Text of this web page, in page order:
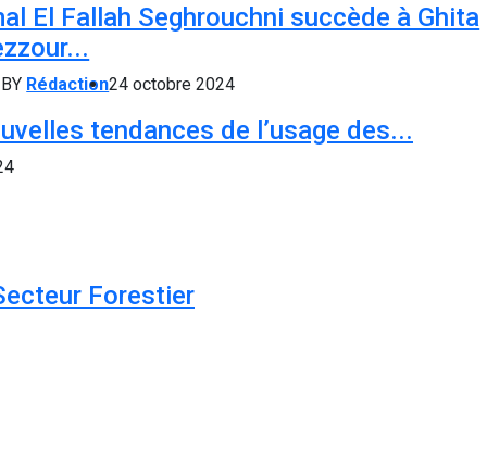
El Fallah Seghrouchni succède à Ghita
BY Rédaction24 octobre 2024
tendances de l’usage des...
Forestier